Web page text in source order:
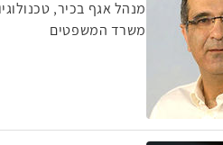
מנהל אגף בכיר,
משרד המשפטים